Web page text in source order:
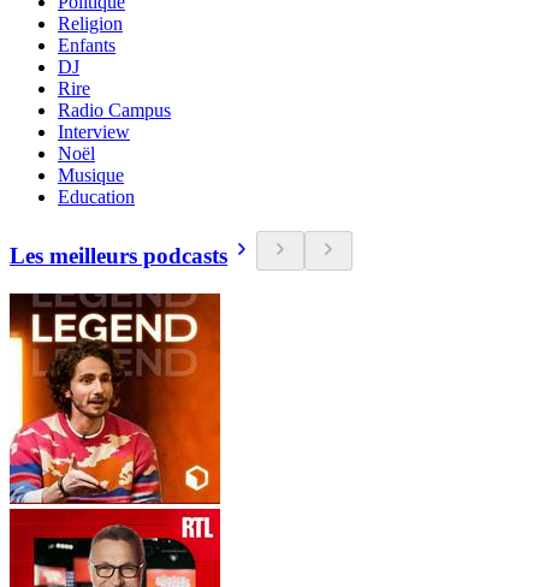
Religion
Enfants
DJ
Rire
Radio Campus
Interview
Noël
Musique
Education
Les meilleurs podcasts